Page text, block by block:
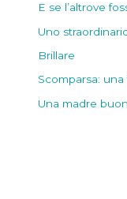
E se l’altrove
Uno
Brillare
Scomparsa:
Una madre